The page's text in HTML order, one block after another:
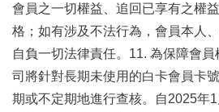
會員之一切權益、追回已享有之權
格；如有涉及不法行為，會員本人
自負一切法律責任。11. 為保障會
司將針對長期未使用的白卡會員卡
期或不定期地進行查核。自2025年